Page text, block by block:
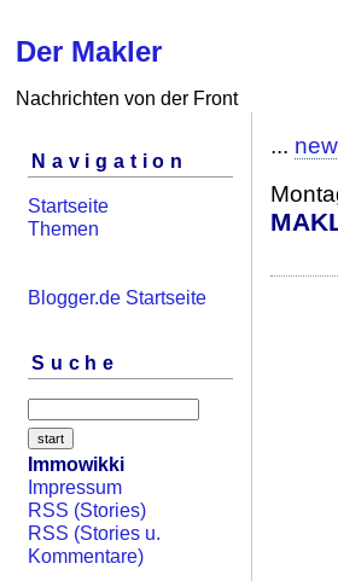
Der Makler
Nachrichten von der Front
Navigation
Startseite
Themen
Blogger.de Startseite
Suche
Immowikki
Impressum
RSS (Stories)
RSS (Stories u.
Kommentare)
...